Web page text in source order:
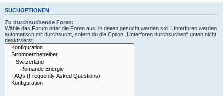
SUCHOPTIONEN
Zu durchsuchende Foren:
Wähle das Forum oder die Foren aus, in denen gesucht werden soll. Unterforen werden
automatisch mit durchsucht, sofern du die Option „Unterforen durchsuchen“ unten nicht
deaktivierst.